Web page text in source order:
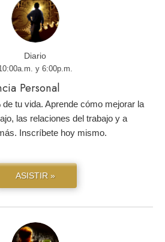
Diario
y 6:00p.m.
Personal
de tu vida. Aprende cómo mejorar la
las relaciones del trabajo y a
Inscríbete hoy mismo.
ASISTIR »